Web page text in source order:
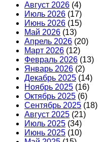
Август 2026 (4)
Июль 2026 (17)
Июнь 2026 (15)
Май 2026 (13)
Апрель 2026 (20)
Март 2026 (12)
Февраль 2026 (13)
Январь 2026 (2)
Декабрь 2025 (14)
Ноябрь 2025 (16)
Октябрь 2025 (6)
Сентябрь 2025 (18)
Август 2025 (21)
Июль 2025 (34)
Июнь 2025 (10)